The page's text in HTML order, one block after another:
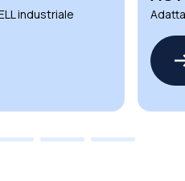
industriale